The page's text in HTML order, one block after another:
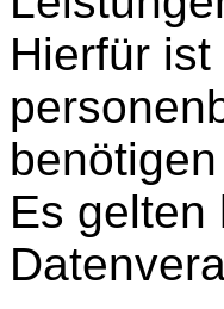
Hierfür
Es gelten